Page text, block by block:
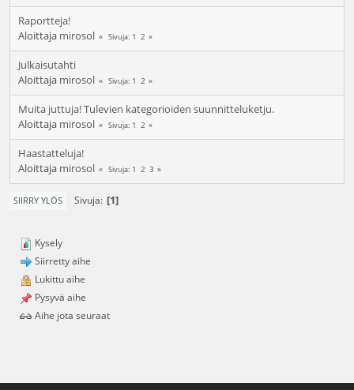
Raportteja!
Aloittaja mirosol Sivuja 1 2
Julkaisutahti
Aloittaja mirosol Sivuja 1 2
Muita juttuja! Tulevien kategorioiden suunnitteluketju.
Aloittaja mirosol Sivuja 1 2
Haastatteluja!
Aloittaja mirosol Sivuja 1 2 3
SIIRRY YLÖS Sivuja 1
Kysely
Siirretty aihe
Lukittu aihe
Pysyvä aihe
Aihe jota seuraat